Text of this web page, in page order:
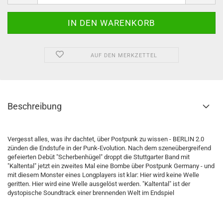
AUF DEN MERKZETTEL
Beschreibung
Vergesst alles, was ihr dachtet, über Postpunk zu wissen - BERLIN 2.0
zünden die Endstufe in der Punk-Evolution. Nach dem szeneübergreifend
gefeierten Debüt "Scherbenhügel" droppt die Stuttgarter Band mit
"Kaltental" jetzt ein zweites Mal eine Bombe über Postpunk Germany - und
mit diesem Monster eines Longplayers ist klar: Hier wird keine Welle
geritten. Hier wird eine Welle ausgelöst werden. "Kaltental" ist der
dystopische Soundtrack einer brennenden Welt im Endspiel